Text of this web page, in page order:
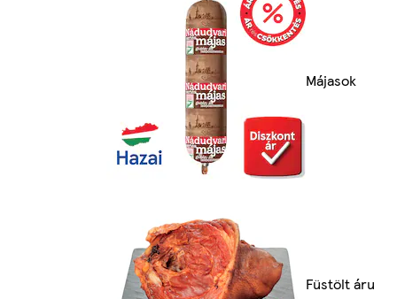
Májasok
Füstölt áru